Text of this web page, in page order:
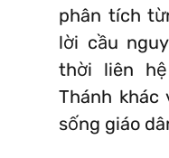
phân tích
lời cầu
thời liên
Thánh khác
sống giáo